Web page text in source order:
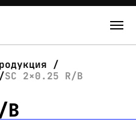
SC 2×0.25 R/B
B